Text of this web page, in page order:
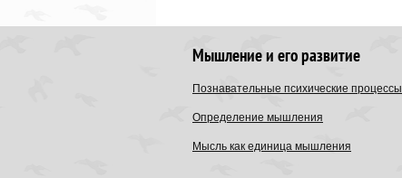
Мышление и его развитие
Познавательные психические процессы
Определение мышления
Мысль как единица мышления